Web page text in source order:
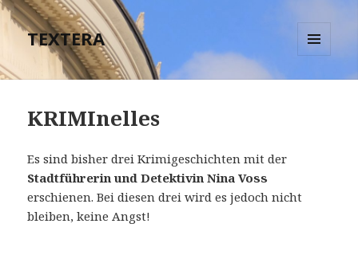
TEXTERA
KRIMInelles
Es sind bisher drei Krimigeschichten mit der
Stadtführerin und Detektivin Nina Voss
erschienen. Bei diesen drei wird es jedoch nicht
bleiben, keine Angst!